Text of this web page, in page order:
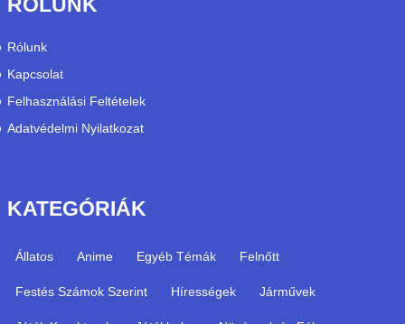
Rólunk
Kapcsolat
Felhasználási Feltételek
Adatvédelmi Nyilatkozat
KATEGÓRIÁK
Állatos Anime Egyéb Témák Felnőtt
Festés Számok Szerint Hírességek Járművek